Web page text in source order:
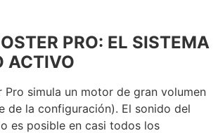
PRO: EL SISTEMA
ACTIVO
Pro simula un motor de gran volumen
de la configuración). El sonido del
es posible en casi todos los